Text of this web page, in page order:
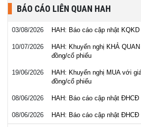
BÁO CÁO LIÊN QUAN HAH
03/08/2026 HAH: Báo cáo cập nhật
10/07/2026
HAH: Khuyến nghị KHẢ
đồng/cổ phiếu
19/06/2026
HAH: Khuyến nghị MUA với
đồng/cổ phiếu
08/06/2026 HAH: Báo cáo cập nhật ĐHCĐ
08/06/2026 HAH: Báo cáo cập nhật ĐHCĐ